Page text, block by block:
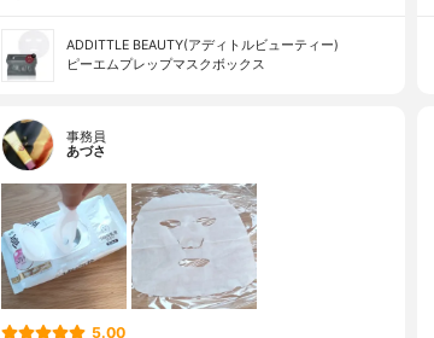
ADDITTLE BEAUTY(アディトルビューティー)
ピーエムプレップマスクボックス
事務員
あづさ
5.00